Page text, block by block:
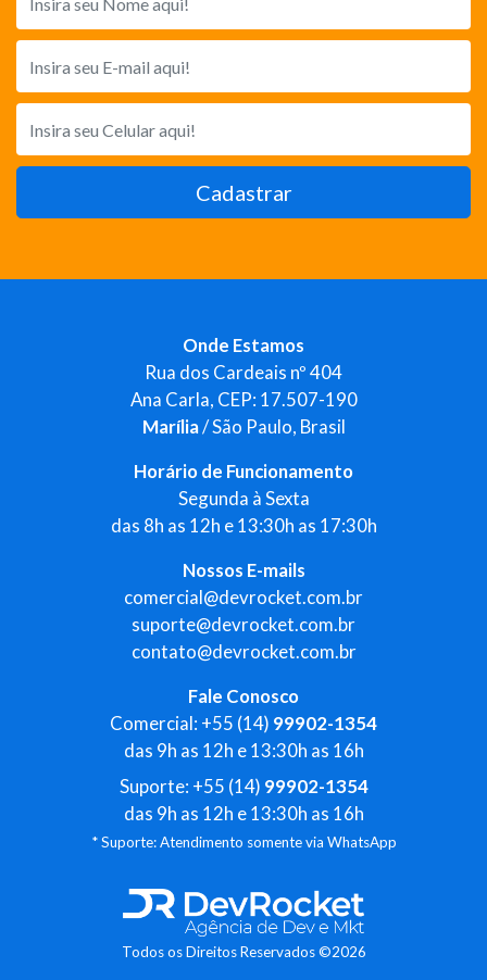
Cadastrar
Onde Estamos
Rua dos Cardeais nº 404
Ana Carla, CEP: 17.507-190
Marília/ São Paulo, Brasil
Horário de Funcionamento
Segunda à Sexta
das 8h as 12h e 13:30h as 17:30h
Nossos E-mails
comercial@devrocket.com.br
suporte@devrocket.com.br
contato@devrocket.com.br
Fale Conosco
Comercial: +55 (14) 99902-1354
das 9h as 12h e 13:30h as 16h
Suporte: +55 (14) 99902-1354
das 9h as 12h e 13:30h as 16h
* Suporte: Atendimento somente via WhatsApp
Todos os Direitos Reservados ©2026